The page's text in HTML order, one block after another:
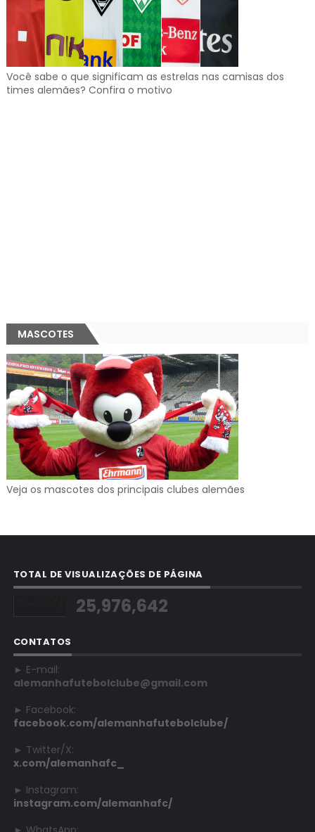
Você sabe o que significam as estrelas nas camisas dos
times alemães? Confira o motivo
MASCOTES
Veja os mascotes dos principais clubes alemães
TOTAL DE VISUALIZAÇÕES DE PÁGINA
25,976,642
CONTATOS
► E-mail:
alemanhafutebolclube@gmail.com
► Facebook:
facebook.com/alemanhafutebolclube/
► Twitter/X:
x.com/alemanhafc_
► Instagram:
instagram.com/alemanhafc/